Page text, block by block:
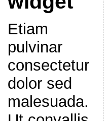
Etiam
pulvinar
consectetur
dolor sed
malesuada.